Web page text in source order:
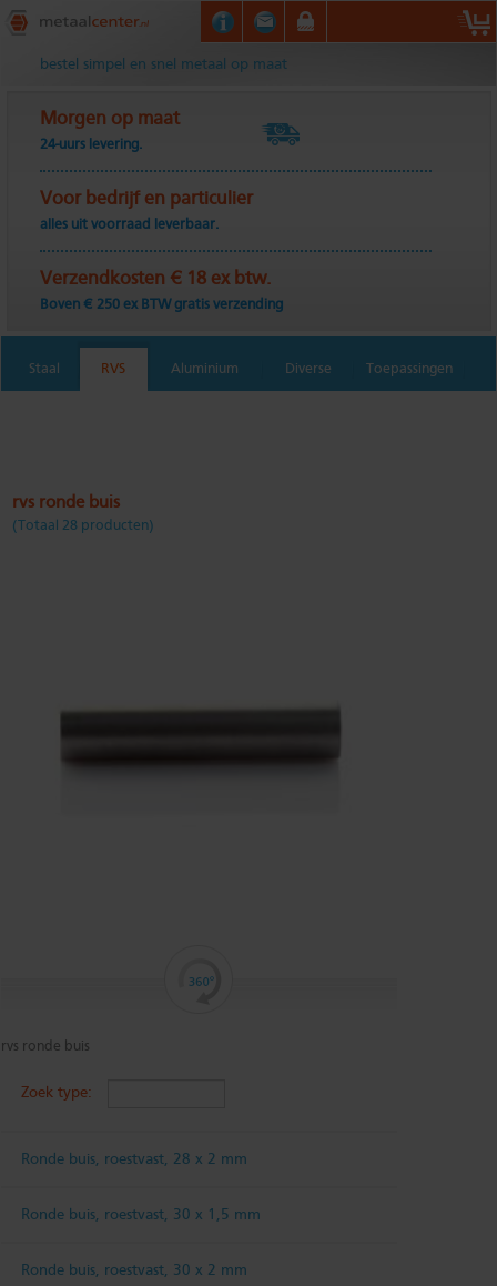
Metaalcenter.nl
bestel simpel en snel metaal op maat
Morgen op maat
24-uurs levering.
Voor bedrijf en particulier
alles uit voorraad leverbaar.
Verzendkosten € 18 ex btw.
Boven € 250 ex BTW gratis verzending
Staal RVS Aluminium Diverse Toepassingen
rvs ronde buis
(Totaal 28 producten)
rvs ronde buis
Zoek type:
Ronde buis, roestvast, 28 x 2 mm
Ronde buis, roestvast, 30 x 1,5 mm
Ronde buis, roestvast, 30 x 2 mm